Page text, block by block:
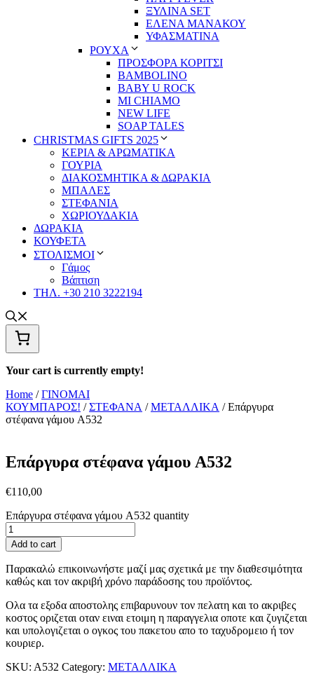
ΞΥΛΙΝΑ SET
ΕΛΕΝΑ ΜΑΝΑΚΟΥ
ΥΦΑΣΜΑΤΙΝΑ
ΡΟΥΧΑ
ΠΡΟΣΦΟΡΑ ΚΟΡΙΤΣΙ
BAMBOLINO
BABY U ROCK
MI CHIAMO
NEW LIFE
SOAP TALES
CHRISTMAS GIFTS 2025
ΚΕΡΙΑ & ΑΡΩΜΑΤΙΚΑ
ΓΟΥΡΙΑ
ΔΙΑΚΟΣΜΗΤΙΚΑ & ΔΩΡΑΚΙΑ
ΜΠΑΛΕΣ
ΣΤΕΦΑΝΙΑ
ΧΩΡΙΟΥΔΑΚΙΑ
ΔΩΡΑΚΙΑ
ΚΟΥΦΕΤΑ
ΣΤΟΛΙΣΜΟΙ
Γάμος
Βάπτιση
ΤΗΛ. +30 210 3222194
Your cart is currently empty!
Home /ΓΙΝΟΜΑΙ
ΚΟΥΜΠΑΡΟΣ! /ΣΤΕΦΑΝΑ /ΜΕΤΑΛΛΙΚΑ / Επάργυρα
στέφανα γάμου A532
Επάργυρα στέφανα γάμου A532
€110,00
Επάργυρα στέφανα γάμου A532 quantity
Add to cart
Παρακαλώ επικοινωνήστε μαζί μας σχετικά με την διαθεσιμότητα
καθώς και τον ακριβή χρόνο παράδοσης του προϊόντος.
Ολα τα εξοδα αποστολης επιβαρυνουν τον πελατη και το ακριβες
κοστος οριζεται οταν ειναι ετοιμη η παραγγελια οποτε και ζυγιζεται
και υπολογιζεται ο ογκος του πακετου απο το ταχυδρομειο ή τον
κουριερ.
SKU: A532 Category: ΜΕΤΑΛΛΙΚΑ